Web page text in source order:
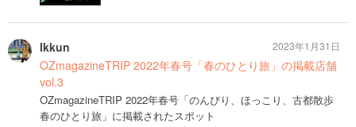
Ikkun
OZmagazineTRIP 2022年春号「春のひとり旅」の掲載店舗
vol.3
OZmagazineTRIP 2022年春号「のんびり、ほっこり、古都散歩
春のひとり旅」に掲載されたスポット
2023年1月31日